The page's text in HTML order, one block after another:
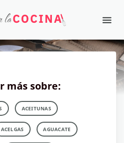
más sobre:
ACEITUNAS
ACELGAS AGUACATE